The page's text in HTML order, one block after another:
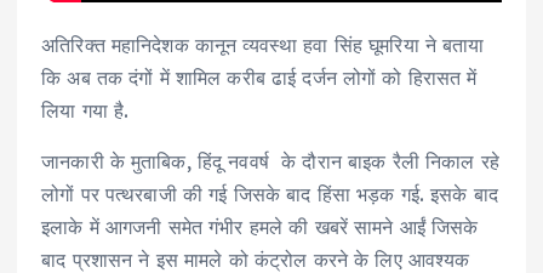
अतिरिक्त महानिदेशक कानून व्यवस्था हवा सिंह घूमरिया ने बताया
कि अब तक दंगों में शामिल करीब ढाई दर्जन लोगों को हिरासत में
लिया गया है.
जानकारी के मुताबिक, हिंदू नववर्ष के दौरान बाइक रैली निकाल रहे
लोगों पर पत्थरबाजी की गई जिसके बाद हिंसा भड़क गई. इसके बाद
इलाके में आगजनी समेत गंभीर हमले की खबरें सामने आईं जिसके
बाद प्रशासन ने इस मामले को कंट्रोल करने के लिए आवश्यक